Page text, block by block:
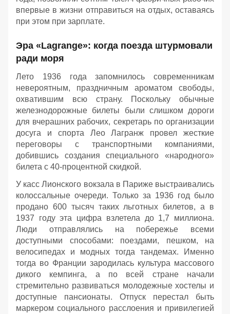
впервые в жизни отправиться на отдых, оставаясь
при этом при зарплате.
Эра «Lagrange»: когда поезда штурмовали
ради моря
Лето 1936 года запомнилось современникам
невероятным, праздничным ароматом свободы,
охватившим всю страну. Поскольку обычные
железнодорожные билеты были слишком дороги
для вчерашних рабочих, секретарь по организации
досуга и спорта Лео Лагранж провел жесткие
переговоры с транспортными компаниями,
добившись создания специального «народного»
билета с 40-процентной скидкой.
У касс Лионского вокзала в Париже выстраивались
колоссальные очереди. Только за 1936 год было
продано 600 тысяч таких льготных билетов, а в
1937 году эта цифра взлетела до 1,7 миллиона.
Люди отправлялись на побережье всеми
доступными способами: поездами, пешком, на
велосипедах и модных тогда тандемах. Именно
тогда во Франции зародилась культура массового
дикого кемпинга, а по всей стране начали
стремительно развиваться молодежные хостелы и
доступные пансионаты. Отпуск перестал быть
маркером социального расслоения и привилегией